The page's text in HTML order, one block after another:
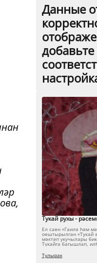
Данные
Тукай рухы -
Ел саен «Гаилә һәм
оештырылган «Тукай
мәктәп укучылары
Тукайга багышлап,
Тулырак